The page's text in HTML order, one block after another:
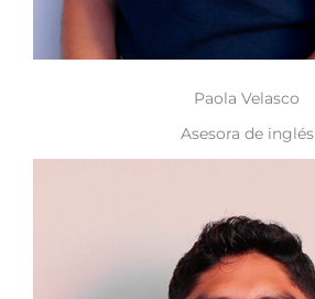
Paola Velasco
Asesora de inglés